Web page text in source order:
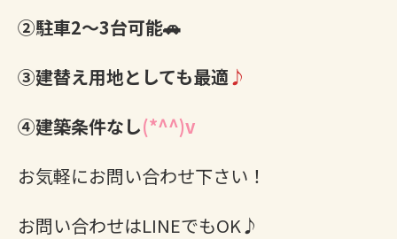
②駐車2～3台可能🚗
③建替え用地としても最適♪
④建築条件なし(*^^)v
お気軽にお問い合わせ下さい！
お問い合わせはLINEでもOK♪